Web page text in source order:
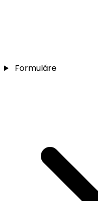
Formuláre